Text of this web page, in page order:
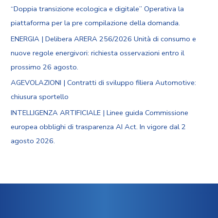
“Doppia transizione ecologica e digitale” Operativa la
piattaforma per la pre compilazione della domanda.
ENERGIA | Delibera ARERA 256/2026 Unità di consumo e
nuove regole energivori: richiesta osservazioni entro il
prossimo 26 agosto.
AGEVOLAZIONI | Contratti di sviluppo filiera Automotive:
chiusura sportello
INTELLIGENZA ARTIFICIALE | Linee guida Commissione
europea obblighi di trasparenza AI Act. In vigore dal 2
agosto 2026.